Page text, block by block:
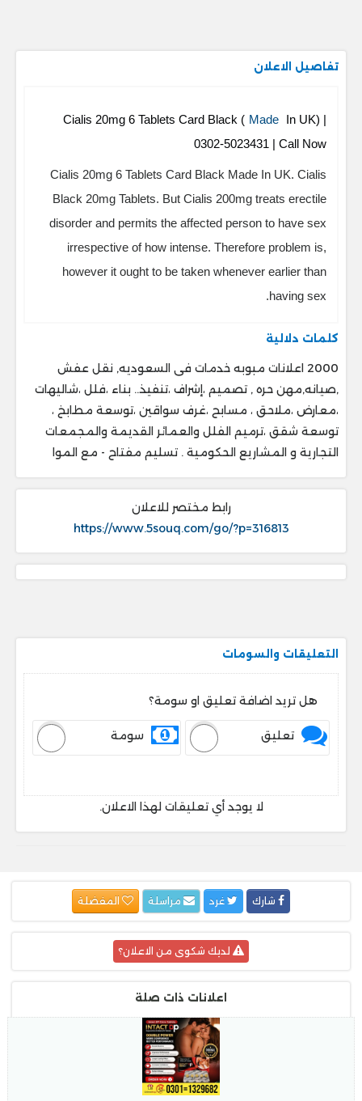
تفاصيل الاعلان
Cialis 20mg 6 Tablets Card Black ( Made In UK) |
0302-5023431 | Call Now
Cialis 20mg 6 Tablets Card Black Made In UK. Cialis
Black 20mg Tablets. But Cialis 200mg treats erectile
disorder and permits the affected person to have sex
irrespective of how intense. Therefore problem is,
however it ought to be taken whenever earlier than
having sex.
كلمات دلالية
2000 اعلانات مبوبه خدمات فى السعوديه, نقل عفش
,صيانه,مهن حره , تصميم ،إشراف ،تنفيذ.. ‎بناء ،فلل ،شاليهات
،معارض ،ملاحق ، ‎مسابح ،غرف سواقين ،توسعة مطابخ ،
‎توسعة شقق ،ترميم الفلل والعمائر القديمة والمجمعات
التجارية و المشاريع الحكومية . ‎تسليم مفتاح - مع الموا
رابط مختصر للاعلان
https://www.5souq.com/go/?p=316813
التعليقات والسومات
هل تريد اضافة تعليق او سومة؟
تعليق سومة
لا يوجد أي تعليقات لهذا الاعلان.
شارك غرد
لديك شكوى من الاعلان؟
اعلانات ذات صلة